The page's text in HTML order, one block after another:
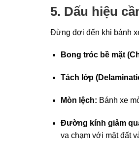
5. Dấu hiệu
Đừng đợi đến khi bánh
Bong tróc bề mặt
Tách lớp
Mòn lệch: Bánh xe
Đường kính giảm
va chạm với mặt đất